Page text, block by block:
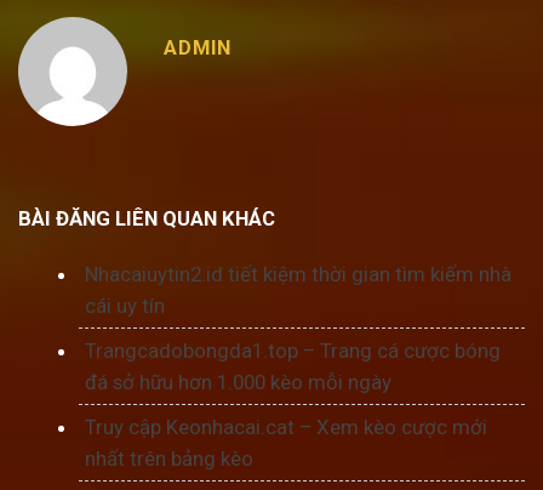
ADMIN
BÀI ĐĂNG LIÊN QUAN KHÁC
Nhacaiuytin2.id tiết kiệm thời gian tìm kiếm nhà
cái uy tín
Trangcadobongda1.top – Trang cá cược bóng
đá sở hữu hơn 1.000 kèo mỗi ngày
Truy cập Keonhacai.cat – Xem kèo cược mới
nhất trên bảng kèo